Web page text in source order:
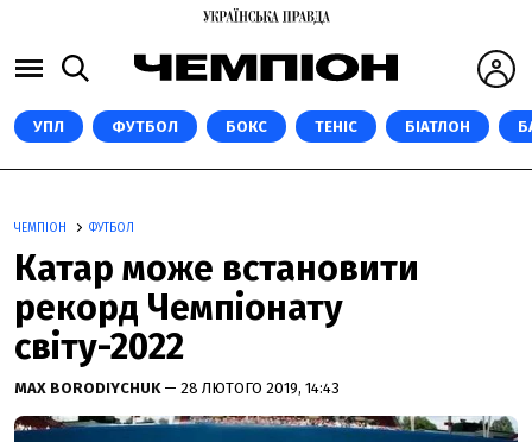
УПЛ ФУТБОЛ БОКС ТЕНІС БІАТЛОН
ЧЕМПІОН ФУТБОЛ
Катар може встановити
рекорд Чемпіонату
світу-2022
MAX BORODIYCHUK — 28 ЛЮТОГО 2019, 14:43